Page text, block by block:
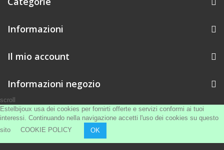
Informazioni
Il mio account
Informazioni negozio
scroll
Estelbijoux usa dei cookies per fornirti offerte e servizi conformi ai tuoi
interessi. Continuando nella navigazione accetti l'uso dei cookies su questo
sito COOKIE POLICY OK